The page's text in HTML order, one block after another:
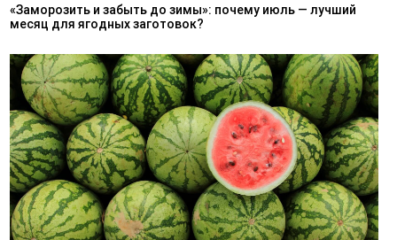
«Заморозить и забыть до зимы»: почему июль — лучший
месяц для ягодных заготовок?